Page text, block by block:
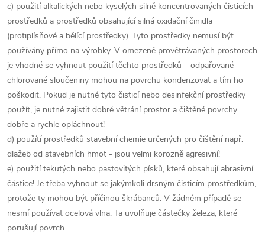
c) použití alkalických nebo kyselých silně koncentrovaných čisticích
prostředků a prostředků obsahující silná oxidační činidla
(protiplísňové a bělící prostředky). Tyto prostředky nemusí být
používány přímo na výrobky. V omezeně provětrávaných prostorech
je vhodné se vyhnout použití těchto prostředků – odpařované
chlorované sloučeniny mohou na povrchu kondenzovat a tím ho
poškodit. Pokud je nutné tyto čisticí nebo desinfekční prostředky
použít, je nutné zajistit dobré větrání prostor a čištěné povrchy
dobře a rychle opláchnout!
d) použítí prostředků stavební chemie určených pro čištění např.
dlažeb od stavebních hmot - jsou velmi korozně agresivní!
e) použití tekutých nebo pastovitých písků, které obsahují abrasivní
částice! Je třeba vyhnout se jakýmkoli drsným čisticím prostředkům,
protože ty mohou být příčinou škrábanců. V žádném případě se
nesmí používat ocelová vlna. Ta uvolňuje částečky železa, které
porušují povrch.